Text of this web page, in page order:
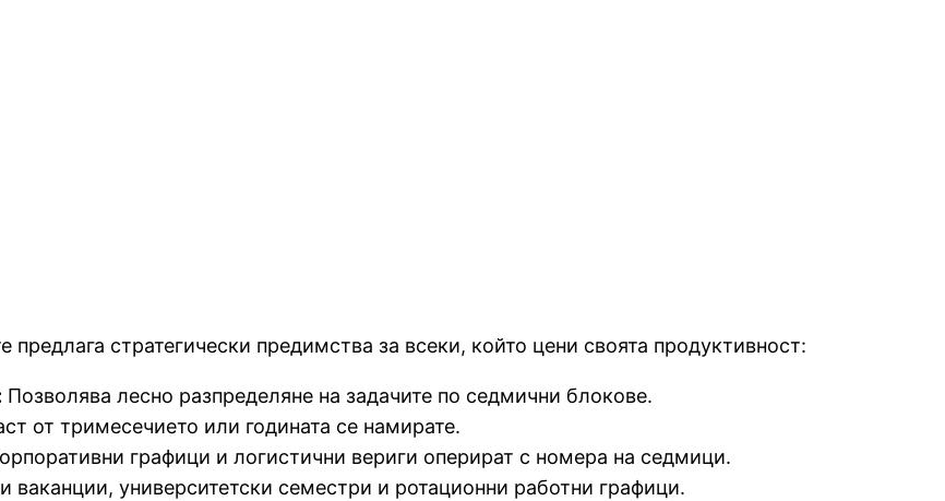
стратегически предимства за всеки, който цени своята продуктивност:
Позволява лесно разпределяне на задачите по седмични блокове.
от тримесечието или годината се намирате.
графици и логистични вериги оперират с номера на седмици.
ваканции, университетски семестри и ротационни работни графици.